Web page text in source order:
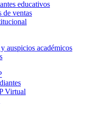
educativos
de ventas
auspicios académicos
Virtual